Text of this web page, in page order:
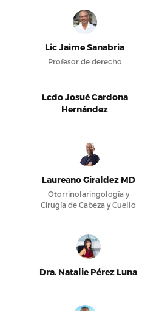
Lic Jaime Sanabria
Profesor de derecho
Lcdo Josué Cardona
Hernández
Laureano Giraldez MD
Otorrinolaringología y
Cirugía de Cabeza y Cuello
Dra. Natalie Pérez Luna